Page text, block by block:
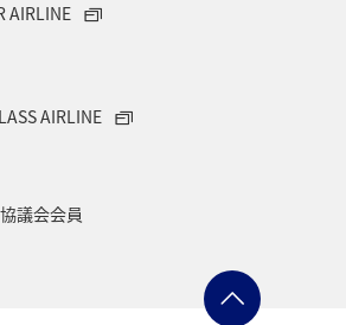
AIRLINE
AIRLINE
議会会員